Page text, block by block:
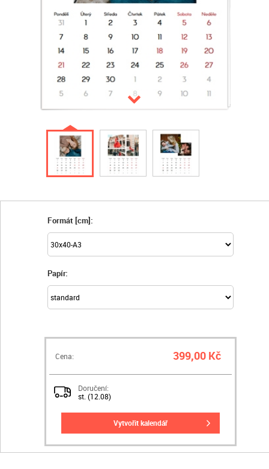
Formát [cm]:
Papír:
Cena: 399,00 Kč
Doručení:
st. (12.08)
vytvořit kalendář